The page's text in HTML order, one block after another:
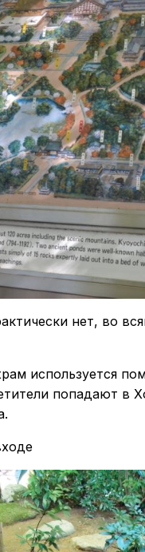
нет, во
используется
попадают